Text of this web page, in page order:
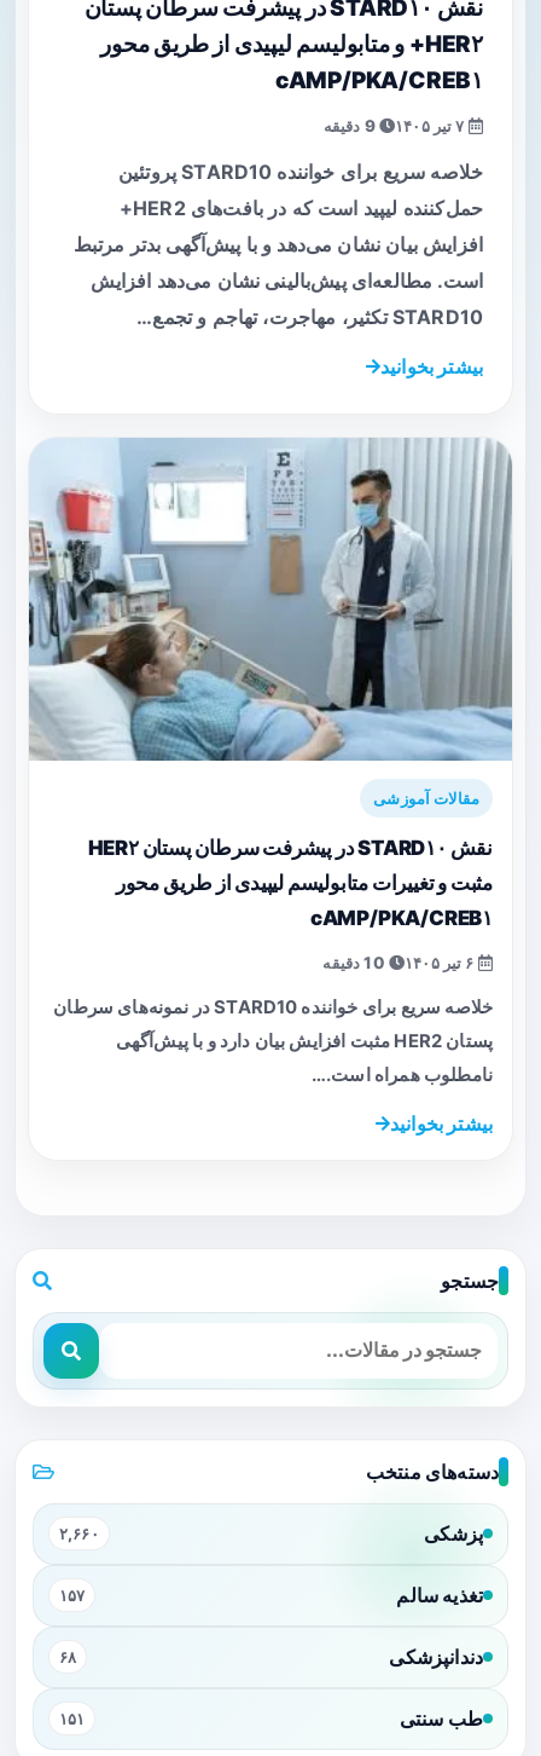
نقش STARD۱۰ در پیشرفت سرطان پستان
HER۲+ و متابولیسم لیپیدی از طریق محور
cAMP/PKA/CREB۱
9 دقیقه
خلاصه سریع برای خواننده STARD10 پروتئین
حمل‌کننده لیپید است که در بافت‌های HER2+
افزایش بیان نشان می‌دهد و با پیش‌آگهی بدتر مرتبط
است. مطالعه‌ای پیش‌بالینی نشان می‌دهد افزایش
STARD10 تکثیر، مهاجرت، تهاجم و تجمع…
بیشتر بخوانید
مقالات آموزشی
نقش STARD۱۰ در پیشرفت سرطان پستان HER۲
مثبت و تغییرات متابولیسم لیپیدی از طریق محور
cAMP/PKA/CREB۱
خلاصه سریع برای خواننده STARD10 در نمونه‌های سرطان
پستان HER2 مثبت افزایش بیان دارد و با پیش‌آگهی
نامطلوب همراه است.…
بیشتر بخوانید
جستجو
دسته‌های منتخب
پزشکی ۲,۶۶۰
تغذیه سالم ۱۵۷
دندانپزشکی ۶۸
طب سنتی ۱۵۱